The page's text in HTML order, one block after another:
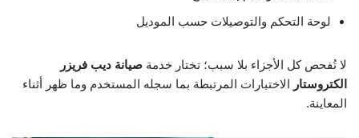
لوحة التحكم والتوصيلات حسب الموديل
لا تُفحص كل الأجزاء بلا سبب؛ تختار خدمة صيانة ديب فريزر
الكتروستار الاختبارات المرتبطة بما سجله المستخدم وما ظهر أثناء
المعاينة.